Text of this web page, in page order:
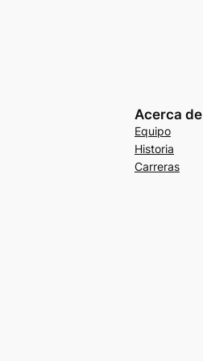
Acerca de
Equipo
Historia
Carreras